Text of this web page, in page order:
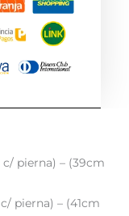
pierna) – (39cm
pierna) – (41cm